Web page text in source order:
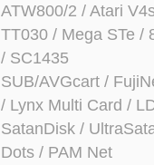
ATW800/2 / Atari
TT030 / Mega STe /
/ SC1435
SUB/AVGcart /
/ Lynx Multi Card /
SatanDisk /
Dots / PAM Net